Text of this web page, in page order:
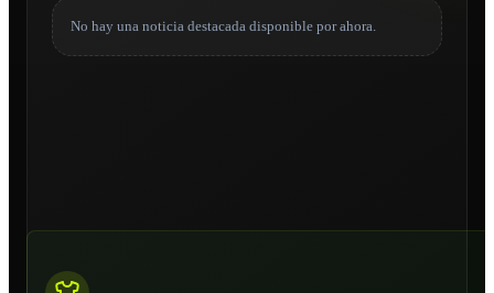
No hay una noticia destacada disponible por ahora.